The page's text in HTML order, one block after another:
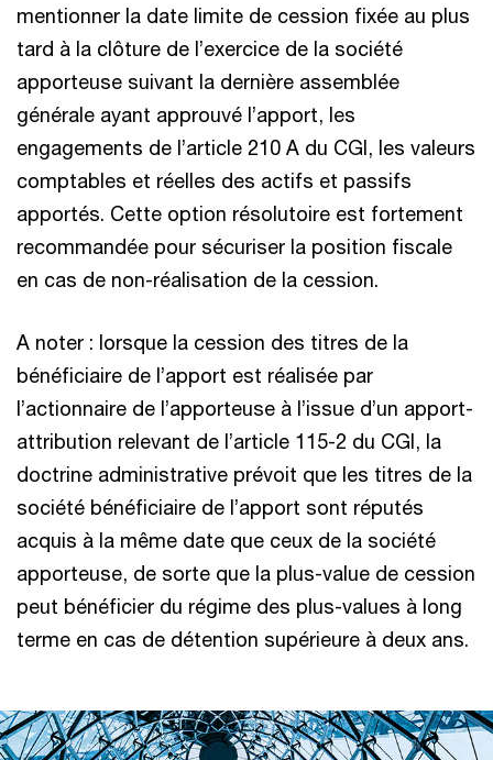
mentionner la date limite de cession fixée au plus
tard à la clôture de l’exercice de la société
apporteuse suivant la dernière assemblée
générale ayant approuvé l’apport, les
engagements de l’article 210 A du CGI, les valeurs
comptables et réelles des actifs et passifs
apportés. Cette option résolutoire est fortement
recommandée pour sécuriser la position fiscale
en cas de non-réalisation de la cession.
A noter : lorsque la cession des titres de la
bénéficiaire de l’apport est réalisée par
l’actionnaire de l’apporteuse à l’issue d’un apport-
attribution relevant de l’article 115-2 du CGI, la
doctrine administrative prévoit que les titres de la
société bénéficiaire de l’apport sont réputés
acquis à la même date que ceux de la société
apporteuse, de sorte que la plus-value de cession
peut bénéficier du régime des plus-values à long
terme en cas de détention supérieure à deux ans.